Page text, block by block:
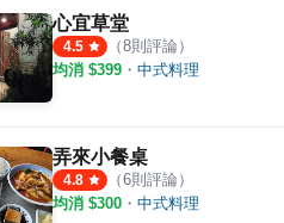
心宜草堂
4.5 （8則評論）
均消 $399 ・ 中式料理
弄來小餐桌
4.8 （6則評論）
均消 $300 ・ 中式料理